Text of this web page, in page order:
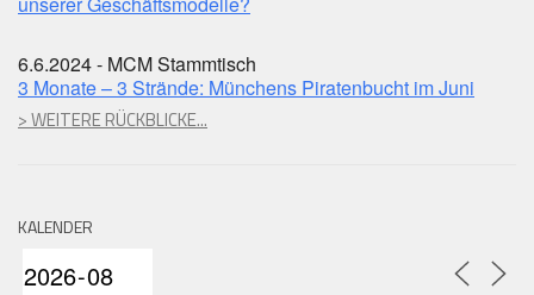
6.6.2024 - MCM Stammtisch
3 Monate – 3 Strände: Münchens Piratenbucht im Juni
> WEITERE RÜCKBLICKE...
KALENDER